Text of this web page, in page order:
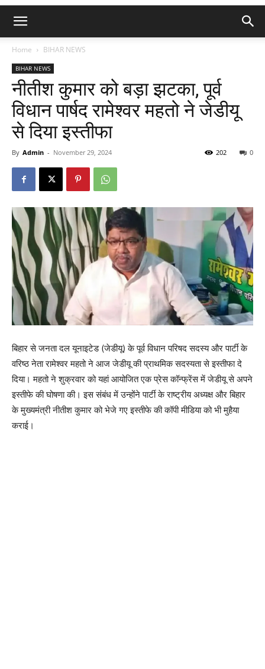
Home BIHAR NEWS
BIHAR NEWS
नीतीश कुमार को बड़ा झटका, पूर्व
विधान पार्षद रामेश्वर महतो ने जेडीयू
से दिया इस्तीफा
By Admin - November 29, 2024 0
202
बिहार से जनता दल यूनाइटेड (जेडीयू) के पूर्व विधान परिषद सदस्य और पार्टी के
वरिष्ठ नेता रामेश्वर महतो ने आज जेडीयू की प्राथमिक सदस्यता से इस्तीफा दे
दिया। महतो ने शुक्रवार को यहां आयोजित एक प्रेस कॉन्फ्रेंस में जेडीयू से अपने
इस्तीफे की घोषणा की। इस संबंध में उन्होंने पार्टी के राष्ट्रीय अध्यक्ष और बिहार
के मुख्यमंत्री नीतीश कुमार को भेजे गए इस्तीफे की कॉपी मीडिया को भी मुहैया
कराई।